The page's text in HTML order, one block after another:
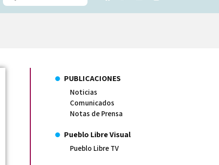
PUBLICACIONES
Noticias
Comunicados
Notas de Prensa
Pueblo Libre Visual
Pueblo Libre TV